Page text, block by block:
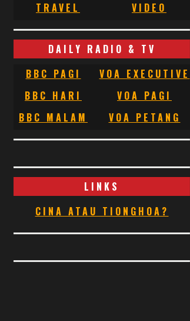
TRAVEL
VIDEO
DAILY RADIO & TV
BBC PAGI
VOA EXECUTIVE
BBC HARI
VOA PAGI
BBC MALAM
VOA PETANG
LINKS
CINA ATAU TIONGHOA?